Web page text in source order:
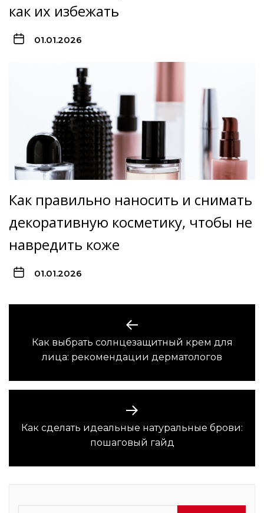
как их избежать
01.01.2026
Как правильно наносить и снимать
декоративную косметику, чтобы не
навредить коже
01.01.2026
записям
Предыдущая
запись:
Как выбрать солнцезащитный крем для
лица: рекомендации дерматологов
Следующая
запись:
Как сделать идеальные натуральные брови:
пошаговый гайд